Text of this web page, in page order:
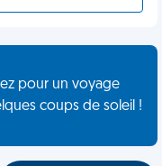
pour un voyage
coups de soleil !